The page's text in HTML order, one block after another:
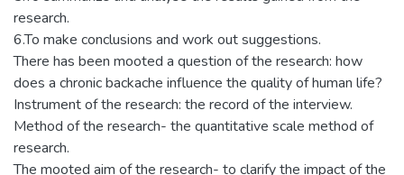
research.
6.To make conclusions and work out suggestions.
There has been mooted a question of the research: how
does a chronic backache influence the quality of human life?
Instrument of the research: the record of the interview.
Method of the research- the quantitative scale method of
research.
The mooted aim of the research- to clarify the impact of the